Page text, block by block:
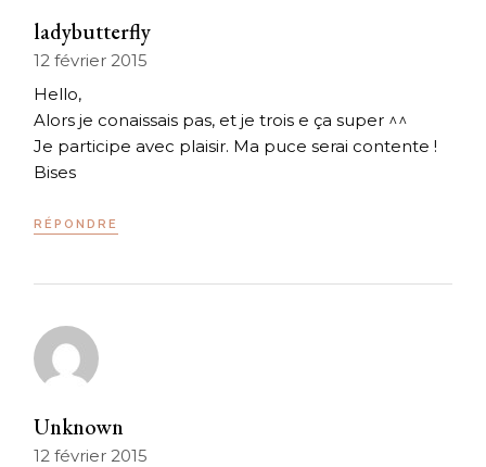
ladybutterfly
12 février 2015
Hello,
Alors je conaissais pas, et je trois e ça super ^^
Je participe avec plaisir. Ma puce serai contente !
Bises
RÉPONDRE
Unknown
12 février 2015